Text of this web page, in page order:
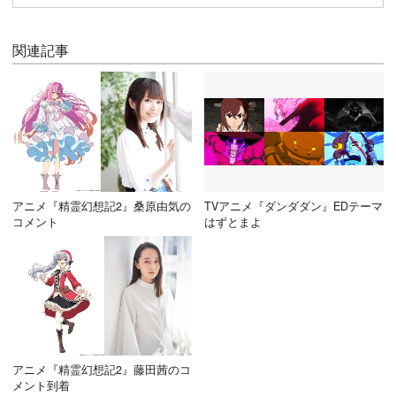
関連記事
アニメ『精霊幻想記2』桑原由気の
コメント
TVアニメ『ダンダダン』EDテーマ
はずとまよ
アニメ『精霊幻想記2』藤田茜のコ
メント到着